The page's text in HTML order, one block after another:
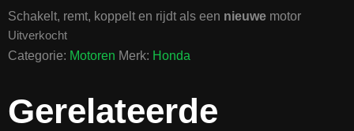
Schakelt, remt, koppelt en rijdt als een nieuwe motor
Uitverkocht
Categorie: Motoren Merk: Honda
Gerelateerde